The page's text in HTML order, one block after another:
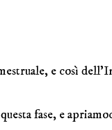
e così
fase, e